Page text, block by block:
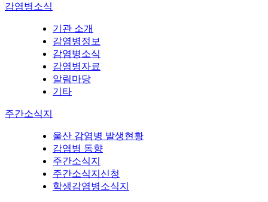
감염병소식
기관 소개
감염병정보
감염병소식
감염병자료
알림마당
기타
주간소식지
울산 감염병 발생현황
감염병 동향
주간소식지
주간소식지신청
학생감염병소식지